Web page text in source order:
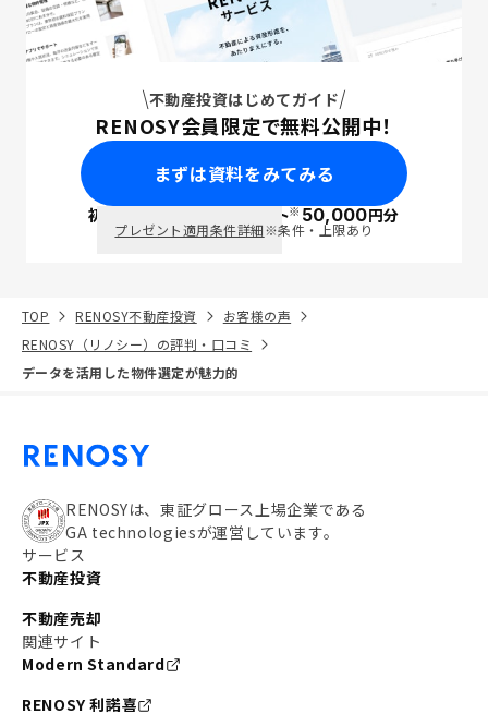
不動産投資はじめてガイド
RENOSY会員限定で無料公開中！
まずは資料をみてみる
初回面談で ポイント※50,000円分
プレゼント適用条件詳細※条件・上限あり
TOP RENOSY不動産投資
お客様の声
RENOSY（リノシー）の評判・口コミ
データを活用した物件選定が魅力的
RENOSYは、東証グロース上場企業である
GA technologiesが運営しています。
サービス
不動産投資
不動産売却
関連サイト
Modern Standard
RENOSY 利諾喜